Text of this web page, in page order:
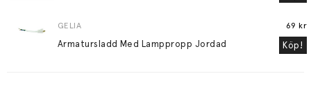
GELIA
Armatursladd Med Lamppropp Jordad
69 kr
Köp!